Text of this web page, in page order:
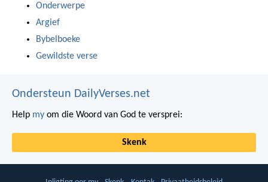
Onderwerpe
Argief
Bybelboeke
Gewildste verse
Ondersteun DailyVerses.net
Help my om die Woord van God te versprei:
Skenk